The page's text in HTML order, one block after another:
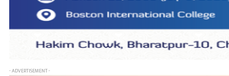
- ADVERTISEMENT -